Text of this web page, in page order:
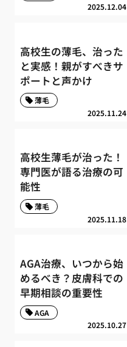
2025.12.04
高校生の薄毛、治った
と実感！親がすべきサ
ポートと声かけ
2025.11.24
薄毛
高校生薄毛が治った！
専門医が語る治療の可
能性
2025.11.18
薄毛
AGA治療、いつから始
めるべき？皮膚科での
早期相談の重要性
2025.10.27
AGA